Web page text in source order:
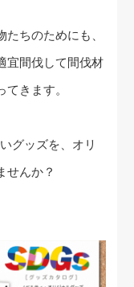
ちのためにも、
宜間伐して間伐材
きます。
グッズを、オリ
せんか？